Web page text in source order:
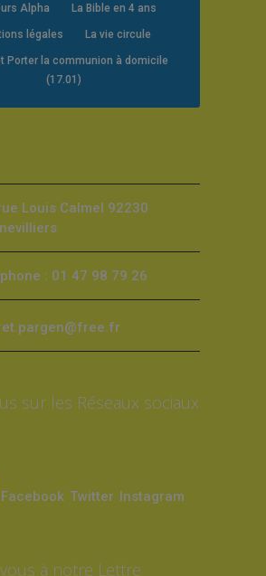
Alpha La Bible en 4 ans
légales La vie circule
Porter la communion à domicile
(17.01)
Louis Calmel 92230
: 01 47 98 79 26
sur les Réseaux sociaux
Facebook Twitter Instagram
à notre Lettre